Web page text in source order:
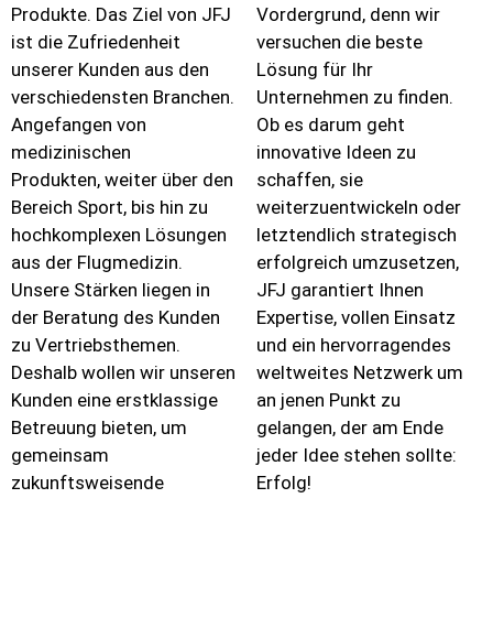
Produkte. Das Ziel von JFJ
ist die Zufriedenheit
unserer Kunden aus den
verschiedensten Branchen.
Angefangen von
medizinischen
Produkten, weiter über den
Bereich Sport, bis hin zu
hochkomplexen Lösungen
aus der Flugmedizin.
Unsere Stärken liegen in
der Beratung des Kunden
zu Vertriebsthemen.
Deshalb wollen wir unseren
Kunden eine erstklassige
Betreuung bieten, um
gemeinsam
zukunftsweisende
Vordergrund, denn wir
versuchen die beste
Lösung für Ihr
Unternehmen zu finden.
Ob es darum geht
innovative Ideen zu
schaffen, sie
weiterzuentwickeln oder
letztendlich strategisch
erfolgreich umzusetzen,
JFJ garantiert Ihnen
Expertise, vollen Einsatz
und ein hervorragendes
weltweites Netzwerk um
an jenen Punkt zu
gelangen, der am Ende
jeder Idee stehen sollte:
Erfolg!